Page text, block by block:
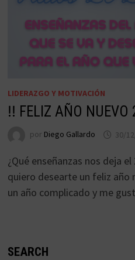
LIDERAZGO Y MOTIVACIÓN
‼ FELIZ AÑO
por Diego Gallardo 30/
¿Qué enseñanzas nos deja
quiero desearte un feliz año
un año complicado y me
SEARCH